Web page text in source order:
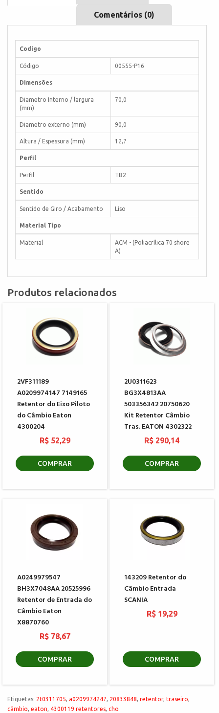
Comentários (0)
Codigo
Código 00555-P16
Dimensões
Diametro Interno / largura
(mm)
70,0
Diametro externo (mm) 90,0
Altura / Espessura (mm) 12,7
Perfil
Perfil TB2
Sentido
Sentido de Giro / Acabamento Liso
Material Tipo
Material
ACM - (Poliacrílica 70 shore
A)
Produtos relacionados
2VF311189
A0209974147 7149165
Retentor do Eixo Piloto
do Câmbio Eaton
4300204
R$ 52,29
COMPRAR
2U0311623
BG3X4813AA
503356342 20750620
Kit Retentor Câmbio
Tras. EATON 4302322
R$ 290,14
COMPRAR
A0249979547
BH3X7048AA 20525996
Retentor de Entrada do
Câmbio Eaton
X8870760
R$ 78,67
COMPRAR
143209 Retentor do
Câmbio Entrada
SCANIA
R$ 19,29
COMPRAR
Etiquetas: 2t0311705, a0209974247, 20833848, retentor, traseiro,
câmbio, eaton, 4300119 retentores, cho